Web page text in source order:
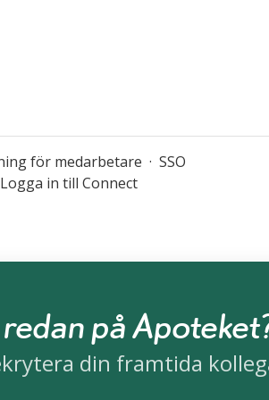
för medarbetare · SSO
Logga in till Connect
på
din framtida